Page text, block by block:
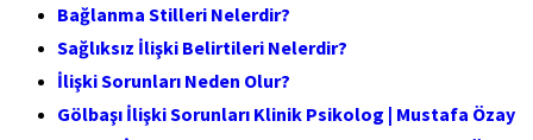
Bağlanma Stilleri Nelerdir?
Sağlıksız İlişki Belirtileri Nelerdir?
İlişki Sorunları Neden Olur?
Gölbaşı İlişki Sorunları Klinik Psikolog | Mustafa Özay